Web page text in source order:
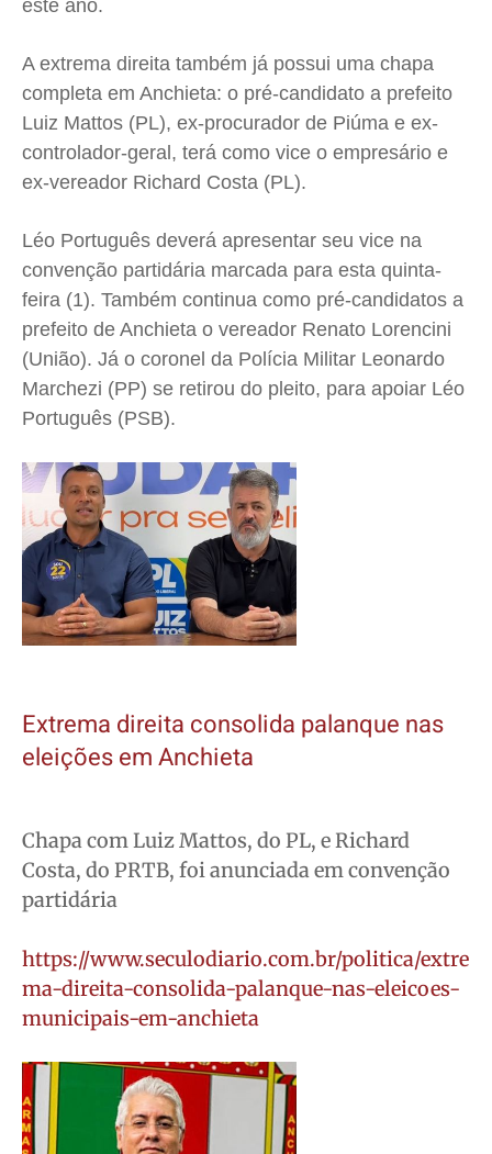
este ano.
A extrema direita também já possui uma chapa
completa em Anchieta: o pré-candidato a prefeito
Luiz Mattos (PL), ex-procurador de Piúma e ex-
controlador-geral, terá como vice o empresário e
ex-vereador Richard Costa (PL).
Léo Português deverá apresentar seu vice na
convenção partidária marcada para esta quinta-
feira (1). Também continua como pré-candidatos a
prefeito de Anchieta o vereador Renato Lorencini
(União). Já o coronel da Polícia Militar Leonardo
Marchezi (PP) se retirou do pleito, para apoiar Léo
Português (PSB).
Extrema direita consolida palanque nas
eleições em Anchieta
Chapa com Luiz Mattos, do PL, e Richard
Costa, do PRTB, foi anunciada em convenção
partidária
https://www.seculodiario.com.br/politica/extre
ma-direita-consolida-palanque-nas-eleicoes-
municipais-em-anchieta